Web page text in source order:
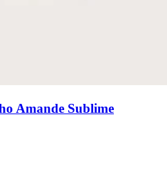
Amande Sublime